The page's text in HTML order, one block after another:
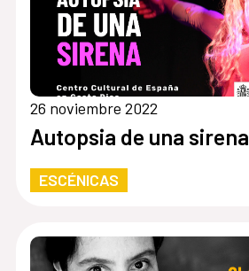
26 noviembre 2022
Autopsia de una sirena
ESCÉNICAS